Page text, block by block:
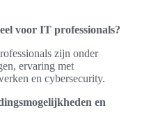
voor IT professionals?
zijn onder
ervaring met
en cybersecurity.
en